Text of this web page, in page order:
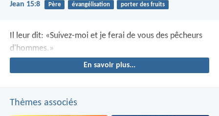
Jean 15:8 Père évangélisation porter des fruits
Il leur dit: «Suivez-moi et je ferai de vous des pêcheurs
d'hommes.»
En savoir plus...
Thèmes associés